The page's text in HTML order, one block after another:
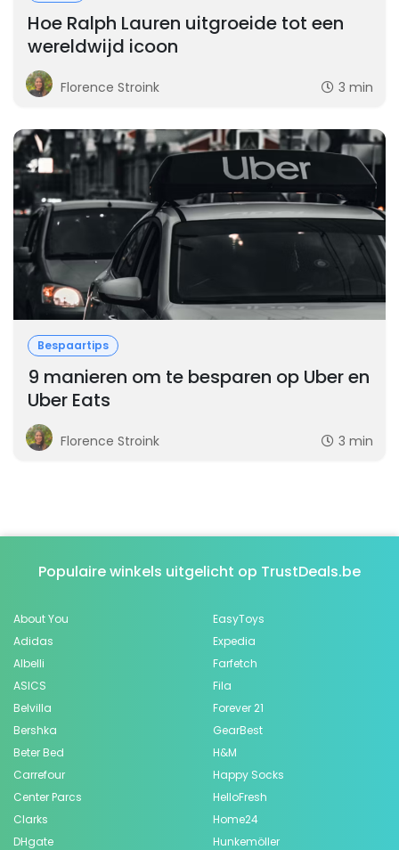
Hoe Ralph Lauren uitgroeide tot een
wereldwijd icoon
Florence Stroink 3 min
Bespaartips
9 manieren om te besparen op Uber en
Uber Eats
Florence Stroink 3 min
Populaire winkels uitgelicht op TrustDeals.be
About You
Adidas
Albelli
ASICS
Belvilla
Bershka
Beter Bed
Carrefour
Center Parcs
Clarks
DHgate
EasyToys
Expedia
Farfetch
Fila
Forever 21
GearBest
H&M
Happy Socks
HelloFresh
Home24
Hunkemöller